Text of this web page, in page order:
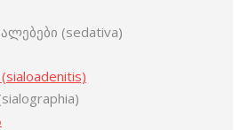
(sedativa)